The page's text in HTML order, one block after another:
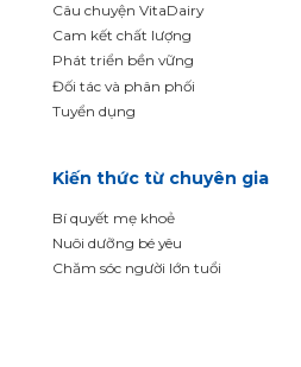
Câu chuyện VitaDairy
Cam kết chất lượng
Phát triển bền vững
Đối tác và phân phối
Tuyển dụng
Kiến thức từ chuyên gia
Bí quyết mẹ khoẻ
Nuôi dưỡng bé yêu
Chăm sóc người lớn tuổi